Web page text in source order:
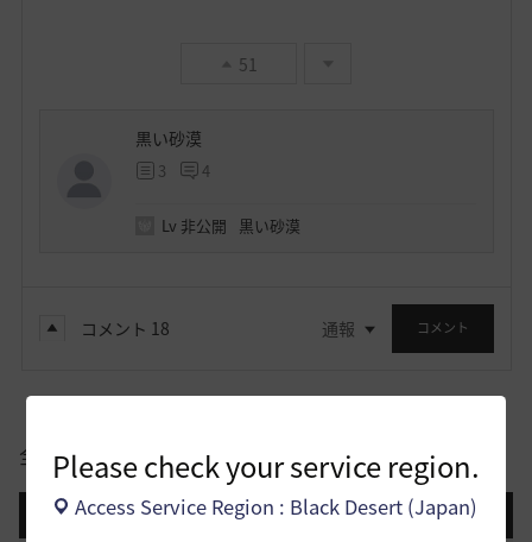
Please check your service region.
Access Service Region : Black Desert (Japan)
51
黒い砂漠
3 4
Lv 非公開 黒い砂漠
コメント 18 通報 コメント
全体
登録日順 検索順 コメント順 推奨順 話題順